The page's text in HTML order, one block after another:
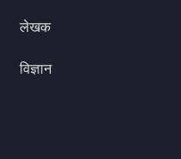
लेखक
विज्ञान